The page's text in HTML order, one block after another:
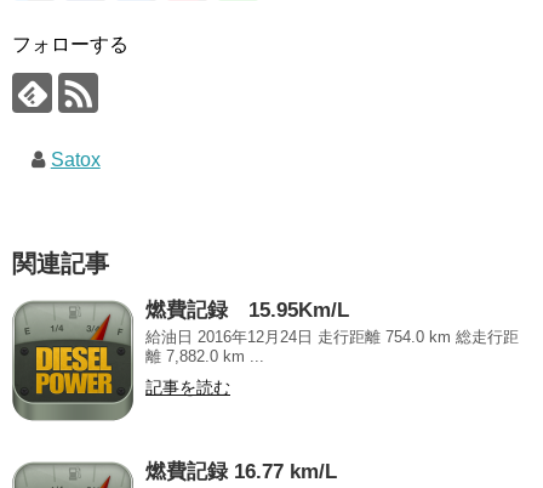
フォローする
Satox
関連記事
燃費記録 15.95Km/L
給油日 2016年12月24日 走行距離 754.0 km 総走行距
離 7,882.0 km ...
記事を読む
燃費記録 16.77 km/L